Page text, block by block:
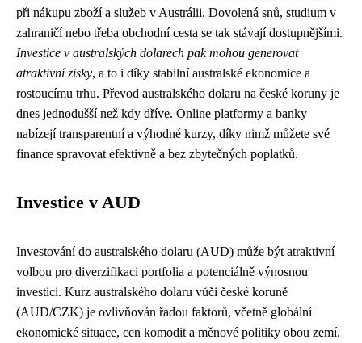
při nákupu zboží a služeb v Austrálii. Dovolená snů, studium v
zahraničí nebo třeba obchodní cesta se tak stávají dostupnějšími.
Investice v australských dolarech pak mohou generovat
atraktivní zisky, a to i díky stabilní australské ekonomice a
rostoucímu trhu. Převod australského dolaru na české koruny je
dnes jednodušší než kdy dříve. Online platformy a banky
nabízejí transparentní a výhodné kurzy, díky nimž můžete své
finance spravovat efektivně a bez zbytečných poplatků.
Investice v AUD
Investování do australského dolaru (AUD) může být atraktivní
volbou pro diverzifikaci portfolia a potenciálně výnosnou
investici. Kurz australského dolaru vůči české koruně
(AUD/CZK) je ovlivňován řadou faktorů, včetně globální
ekonomické situace, cen komodit a měnové politiky obou zemí.